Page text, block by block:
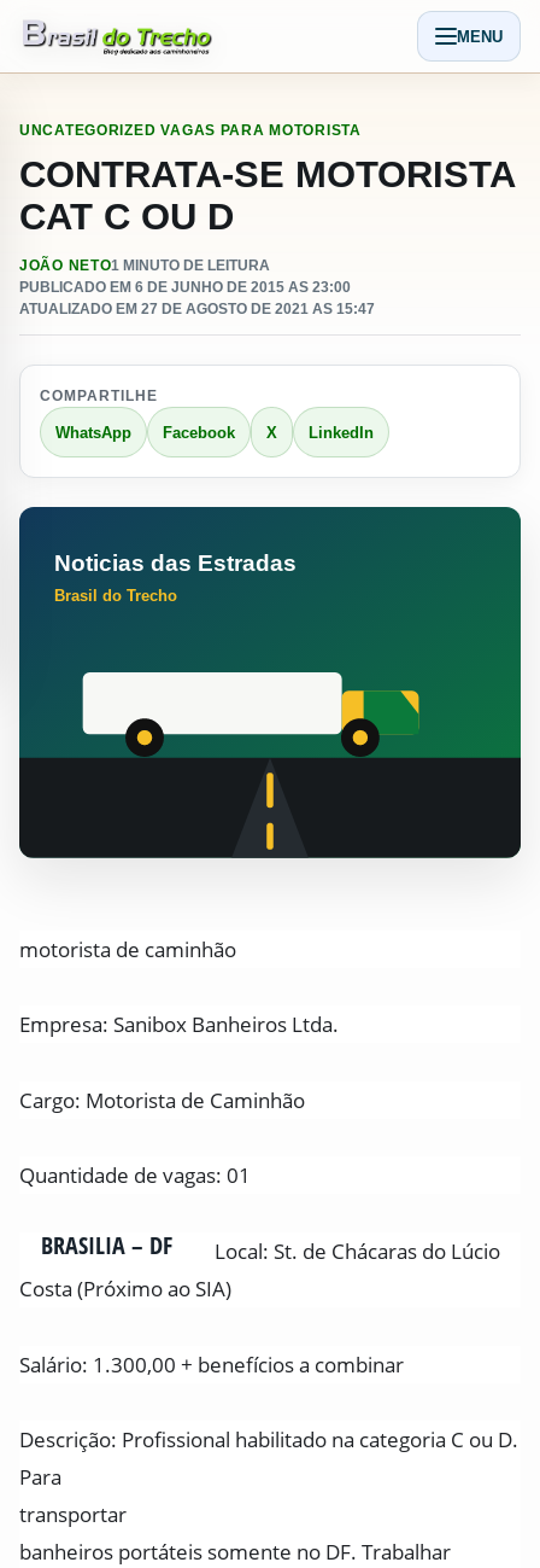
Abrir
MENU
UNCATEGORIZED VAGAS PARA MOTORISTA
CONTRATA-SE MOTORISTA
CAT C OU D
JOÃO NETO1 MINUTO DE LEITURA
PUBLICADO EM 6 DE JUNHO DE 2015 AS 23:00
ATUALIZADO EM 27 DE AGOSTO DE 2021 AS 15:47
COMPARTILHE
WhatsApp Facebook X LinkedIn
motorista de caminhão
Empresa: Sanibox Banheiros Ltda.
Cargo: Motorista de Caminhão
Quantidade de vagas: 01
BRASILIA – DF
Local: St. de Chácaras do Lúcio
Costa (Próximo ao SIA)
Salário: 1.300,00 + benefícios a combinar
Descrição: Profissional habilitado na categoria C ou D.
Para
transportar
banheiros portáteis somente no DF. Trabalhar